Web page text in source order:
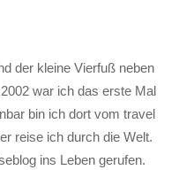
der kleine Vierfuß neben
war ich das erste Mal
bin ich dort vom travel
reise ich durch die Welt.
ins Leben gerufen.